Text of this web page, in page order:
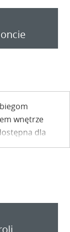
wnętrze
dla